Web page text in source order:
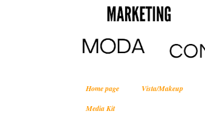
Home page Vista/Makeup
Media Kit